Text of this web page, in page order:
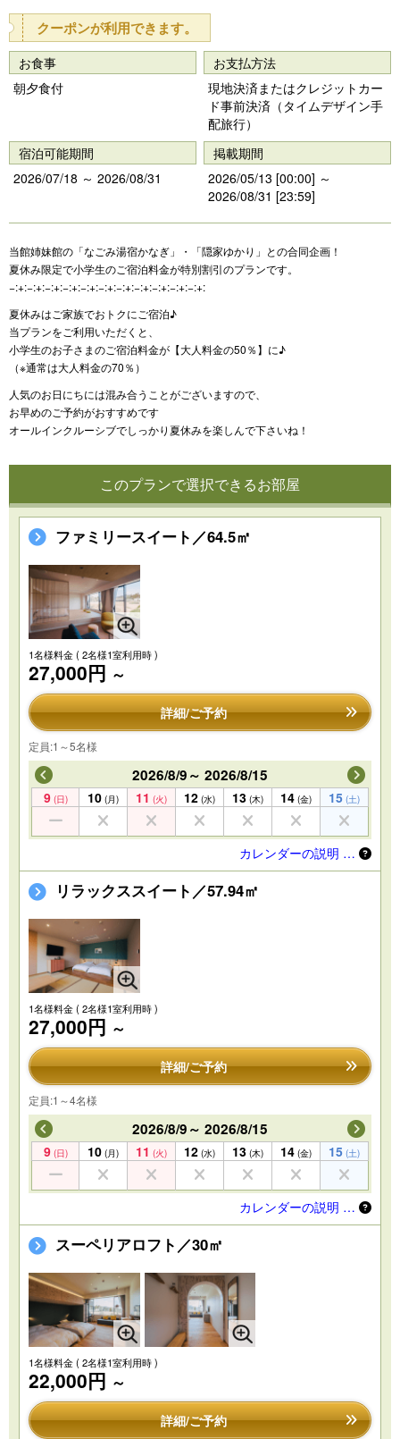
クーポンが利用できます。
お食事
朝夕食付
お支払方法
現地決済またはクレジットカー
ド事前決済（タイムデザイン手
配旅行）
宿泊可能期間
2026/07/18 ～ 2026/08/31
掲載期間
2026/05/13 [00:00] ～
2026/08/31 [23:59]
当館姉妹館の「なごみ湯宿かなぎ」・「隠家ゆかり」との合同企画！
夏休み限定で小学生のご宿泊料金が特別割引のプランです。
−:+:−:+:−:+:−:+:−:+:−:+:−:+:−:+:−:+:−:+:−:+:
夏休みはご家族でおトクにご宿泊♪
当プランをご利用いただくと、
小学生のお子さまのご宿泊料金が【大人料金の50％】に♪
（※通常は大人料金の70％）
人気のお日にちには混み合うことがございますので、
お早めのご予約がおすすめです
オールインクルーシブでしっかり夏休みを楽しんで下さいね！
このプランで選択できるお部屋
ファミリースイート／64.5㎡
1名様料金( 2名様1室利用時 )
27,000円 ～
詳細/ご予約
定員:1～5名様
2026/8/9～ 2026/8/15
9 (日) 10 (月) 11 (火) 12 (水) 13 (木) 14 (金) 15 (土)
カレンダーの説明 …
リラックススイート／57.94㎡
1名様料金( 2名様1室利用時 )
27,000円 ～
詳細/ご予約
定員:1～4名様
2026/8/9～ 2026/8/15
9 (日) 10 (月) 11 (火) 12 (水) 13 (木) 14 (金) 15 (土)
カレンダーの説明 …
スーペリアロフト／30㎡
1名様料金( 2名様1室利用時 )
22,000円 ～
詳細/ご予約